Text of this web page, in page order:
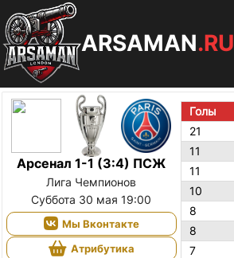
ARSAMAN.RU
Арсенал 1-1 (3:4) ПСЖ
Лига Чемпионов
Суббота 30 мая 19:00
Мы Вконтакте
Атрибутика
Голы
21
11
11
10
8
8
7